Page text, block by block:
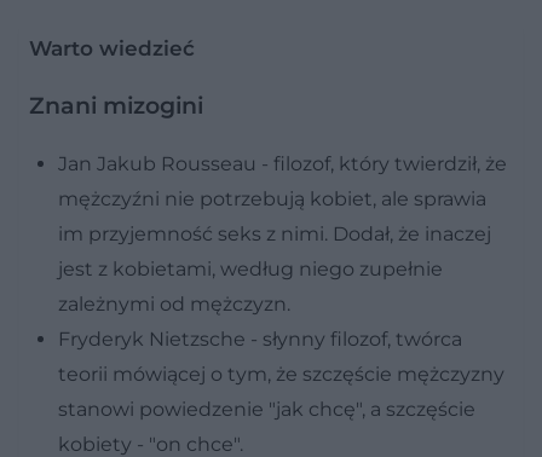
Warto wiedzieć
Znani mizogini
Jan Jakub Rousseau - filozof, który twierdził, że
mężczyźni nie potrzebują kobiet, ale sprawia
im przyjemność seks z nimi. Dodał, że inaczej
jest z kobietami, według niego zupełnie
zależnymi od mężczyzn.
Fryderyk Nietzsche - słynny filozof, twórca
teorii mówiącej o tym, że szczęście mężczyzny
stanowi powiedzenie "jak chcę", a szczęście
kobiety - "on chce".